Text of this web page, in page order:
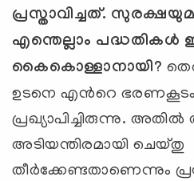
പ്രസ്താവിച്ചത്.
എന്തെല്ലാം പദ്ധതികള്‍
കൈകൊള്ളാനായി?
ഉടനെ എന്‍റെ ഭരണകൂടം
പ്രഖ്യാപിച്ചിരുന്നു.
അടിയന്തിരമായി ചെയ്തു
തീര്‍ക്കേണ്ടതാണെന്നും